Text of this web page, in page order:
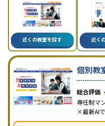
近くの教室を探す 近く
個別教
専任制マ
×最新AI